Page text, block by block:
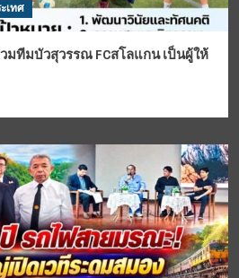
เทศ
มทีมบัวสุวรรณ FCสโลแกน เป็นผู้ให้